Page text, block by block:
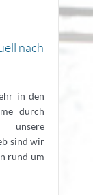
nach
in den
durch
unsere
sind wir
rund um